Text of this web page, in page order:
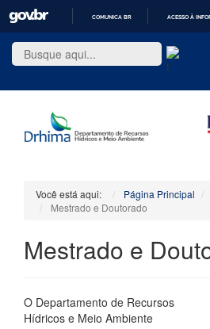
PARA
O
COMUNICA BR ACESSO À
Você está aqui: Página Principal
Mestrado e Doutorado
Mestrado e
O Departamento de Recursos
Hídricos e Meio Ambiente